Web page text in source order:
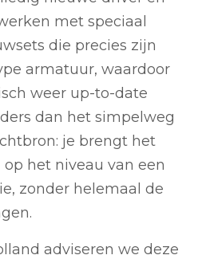
met speciaal
die precies zijn
armatuur, waardoor
weer up-to-date
dan het simpelweg
je brengt het
het niveau van een
zonder helemaal de
adviseren we deze